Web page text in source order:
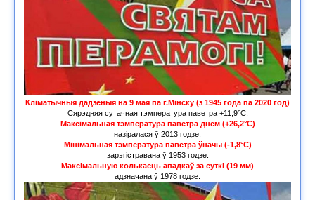
Кліматычныя дадзеныя на 9 мая па г.Мінску (з 1945 года па 2020 год)
Сярэдняя сутачная тэмпература паветра +11,9°С.
Максімальная тэмпература паветра днём (+26,2°С)
назіралася ў 2013 годзе.
Мінімальная тэмпература паветра ўначы (-1,8°С)
зарэгістравана ў 1953 годзе.
Максімальную колькасць ападкаў за суткі (19 мм)
адзначана ў 1978 годзе.